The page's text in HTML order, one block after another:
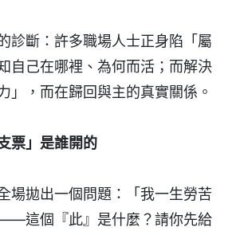
診斷：許多職場人士正身陷「屬
己在哪裡、為何而活；而解決
」，而在歸回與主的真實關係。
票」是誰開的
場拋出一個問題：「我一生勞苦
這個『此』是什麼？請你先給